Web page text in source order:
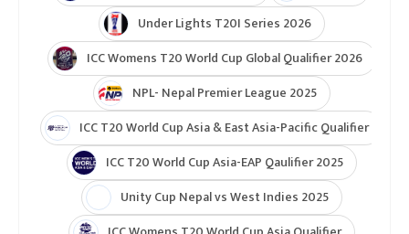
Under Lights T20I Series 2026
ICC Womens T20 World Cup Global Qualifier 2026
NPL- Nepal Premier League 2025
ICC T20 World Cup Asia & East Asia-Pacific Qualifier
ICC T20 World Cup Asia-EAP Qaulifier 2025
Unity Cup Nepal vs West Indies 2025